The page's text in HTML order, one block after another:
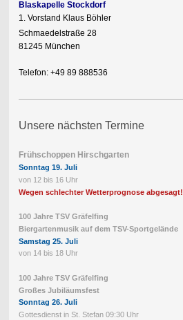
Blaskapelle Stockdorf
1. Vorstand Klaus Böhler
Schmaedelstraße 28
81245 München
Telefon: +49 89 888536
Unsere nächsten Termine
Frühschoppen Hirschgarten
Sonntag 19. Juli
von 12 bis 16 Uhr
Wegen schlechter Wetterprognose abgesagt!
100 Jahre TSV Gräfelfing
Biergartenmusik auf dem TSV-Sportgelände
Samstag 25. Juli
von 14 bis 18 Uhr
100 Jahre TSV Gräfelfing
Großes Jubiläumsfest
Sonntag 26. Juli
Gottesdienst in St. Stefan 09:30 Uhr